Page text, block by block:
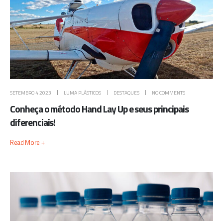
SETEMBRO 4 2023 LUMA PLÁSTICOS DESTAQUES NO COMMENTS
Conheça o método Hand Lay Up e seus principais
diferenciais!
Read More +